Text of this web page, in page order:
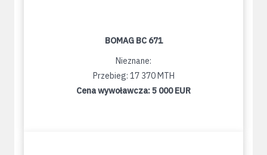
BOMAG BC 671
Nieznane:
Przebieg: 17 370 MTH
Cena wywoławcza:5 000 EUR